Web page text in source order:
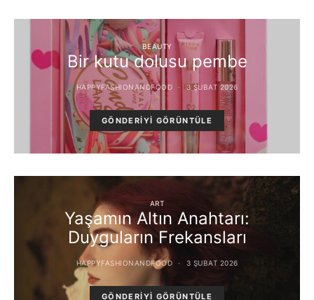
BEAUTY
Bir kutu dolusu pembe
HAPPYFASHIONANDFOOD 3 ŞUBAT 2026
GÖNDERIYI GÖRÜNTÜLE
ART
Yaşamın Altın Anahtarı:
Duyguların Frekansları
HAPPYFASHIONANDFOOD 3 ŞUBAT 2026
GÖNDERIYI GÖRÜNTÜLE